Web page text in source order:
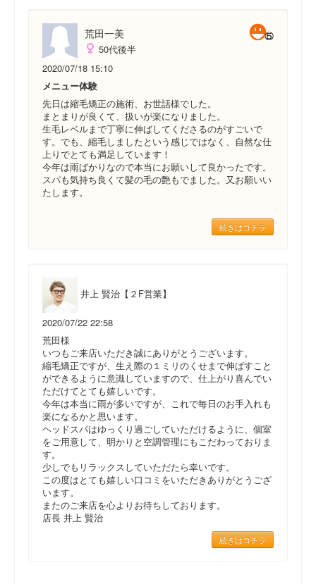
荒田一美
50代後半
2020/07/18 15:10
メニュー体験
先日は縮毛矯正の施術、お世話様でした。
まとまりが良くて、扱いが楽になりました。
生毛レベルまで丁寧に伸ばしてくださるのがすごいで
す。でも、縮毛しましたという感じではなく、自然な仕
上りでとても満足しています！
今年は雨ばかりなので本当にお願いして良かったです。
スパも気持ち良くて髪の毛の艶もでました。又お願いい
たします。
続きはコチラ
井上 賢治【２F営業】
2020/07/22 22:58
荒田様
いつもご来店いただき誠にありがとうございます。
縮毛矯正ですが、生え際の１ミリのくせまで伸ばすこと
ができるように意識していますので、仕上がり喜んでい
ただけてとても嬉しいです。
今年は本当に雨が多いですが、これで毎日のお手入れも
楽になるかと思います。
ヘッドスパはゆっくり過ごしていただけるように、個室
をご用意して、明かりと空調管理にもこだわっておりま
す。
少しでもリラックスしていただたら幸いです。
この度はとても嬉しい口コミをいただきありがとうござ
います。
またのご来店を心よりお待ちしております。
店長 井上 賢治
続きはコチラ